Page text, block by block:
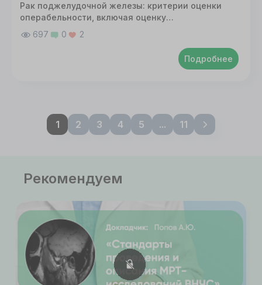
Рак поджелудочной железы: критерии оценки
операбельности, включая оценку
периневрального поражения
697 0 2
Подробнее
1 2 3 4 5 ... 11
Рекомендуем